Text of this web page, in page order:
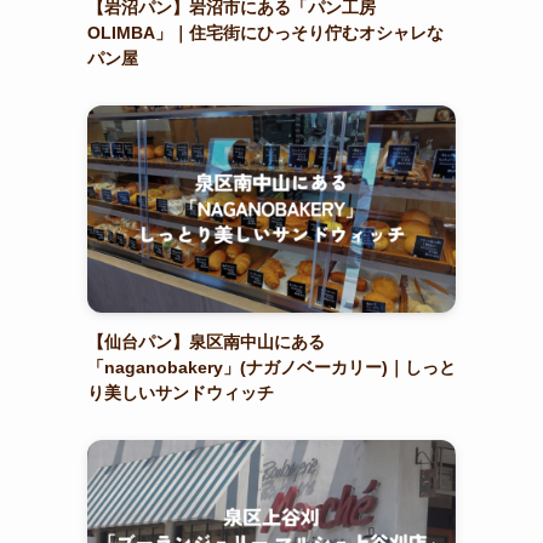
【岩沼パン】岩沼市にある「パン工房
OLIMBA」｜住宅街にひっそり佇むオシャレな
パン屋
【仙台パン】泉区南中山にある
「naganobakery」(ナガノベーカリー)｜しっと
り美しいサンドウィッチ